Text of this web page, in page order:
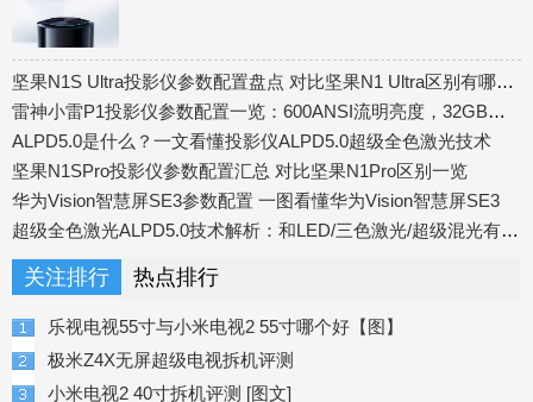
坚果N1S Ultra投影仪参数配置盘点 对比坚果N1 Ultra区别有哪些？
雷神小雷P1投影仪参数配置一览：600ANSI流明亮度，32GB内存
ALPD5.0是什么？一文看懂投影仪ALPD5.0超级全色激光技术
坚果N1SPro投影仪参数配置汇总 对比坚果N1Pro区别一览
华为Vision智慧屏SE3参数配置 一图看懂华为Vision智慧屏SE3
超级全色激光ALPD5.0技术解析：和LED/三色激光/超级混光有什么区别？
关注排行 热点排行
乐视电视55寸与小米电视2 55寸哪个好【图】
极米Z4X无屏超级电视拆机评测
小米电视2 40寸拆机评测 [图文]